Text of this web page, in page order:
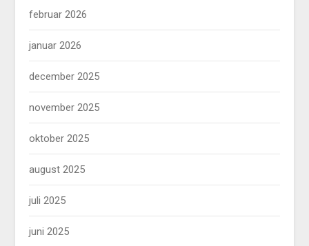
februar 2026
januar 2026
december 2025
november 2025
oktober 2025
august 2025
juli 2025
juni 2025